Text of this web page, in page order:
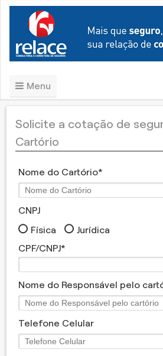
Menu
Solicite a cotação de
Cartório
Nome do Cartório
CNPJ
Física
Jurídica
CPF/CNPJ
Nome do Responsável pelo
Telefone Celular